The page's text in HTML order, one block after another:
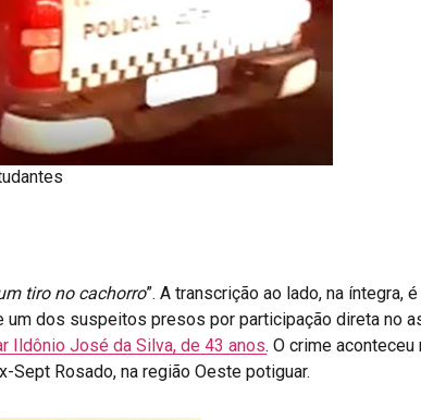
tiro no cachorro”. A transcrição ao lado, na íntegra,
um dos suspeitos presos por participação direta no
Ildônio José da Silva, de 43 anos. O crime
Sept Rosado, na região Oeste potiguar.